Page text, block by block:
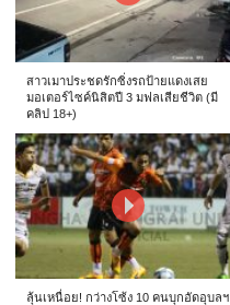
สาวเมาประชดรักซิ่งรถป้ายแดงเสย
มอเตอร์ไซค์นิสิตปี 3 มฟลเสียชีวิต (มี
คลิป 18+)
ลุ้นเหนื่อย! กว่างโซ้ง 10 คนบุกอัดอุบลฯ